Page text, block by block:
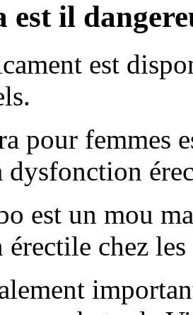
est il
est
pour femmes
dysfonction
est un mou
chez les